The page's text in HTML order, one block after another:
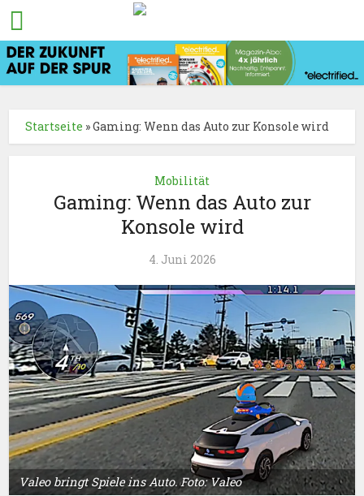
Startseite »Gaming: Wenn das Auto zur Konsole wird
Mobilität
Gaming: Wenn das Auto zur
Konsole wird
4. Juni 2026
Valeo bringt Spiele ins Auto. Foto: Valeo